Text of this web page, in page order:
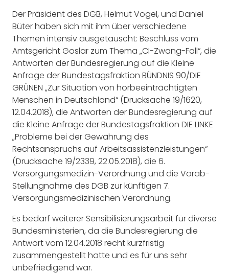
Der Präsident des DGB, Helmut Vogel, und Daniel
Büter haben sich mit ihm über verschiedene
Themen intensiv ausgetauscht: Beschluss vom
Amtsgericht Goslar zum Thema „CI-Zwang-Fall“, die
Antworten der Bundesregierung auf die Kleine
Anfrage der Bundestagsfraktion BÜNDNIS 90/DIE
GRÜNEN „Zur Situation von hörbeeinträchtigten
Menschen in Deutschland“ (Drucksache 19/1620,
12.04.2018), die Antworten der Bundesregierung auf
die Kleine Anfrage der Bundestagsfraktion DIE LINKE
„Probleme bei der Gewährung des
Rechtsanspruchs auf Arbeitsassistenzleistungen“
(Drucksache 19/2339, 22.05.2018), die 6.
Versorgungsmedizin-Verordnung und die Vorab-
Stellungnahme des DGB zur künftigen 7.
Versorgungsmedizinischen Verordnung.
Es bedarf weiterer Sensibilisierungsarbeit für diverse
Bundesministerien, da die Bundesregierung die
Antwort vom 12.04.2018 recht kurzfristig
zusammengestellt hatte und es für uns sehr
unbefriedigend war.